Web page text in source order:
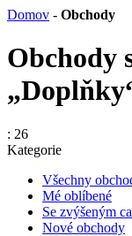
Domov - Obchody
Obchody
: 26
Kategorie
Všechny
Mé oblíbené
Se zvýšeným
Nové obchody